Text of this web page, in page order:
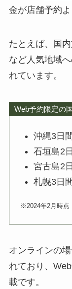
金が店舗予約よ
たとえば、国
など人気地域
れています。
Web予約限定の
沖縄3日
石垣島2
宮古島2
札幌3日
※2024年2月時点
オンラインの
れており、
載です。